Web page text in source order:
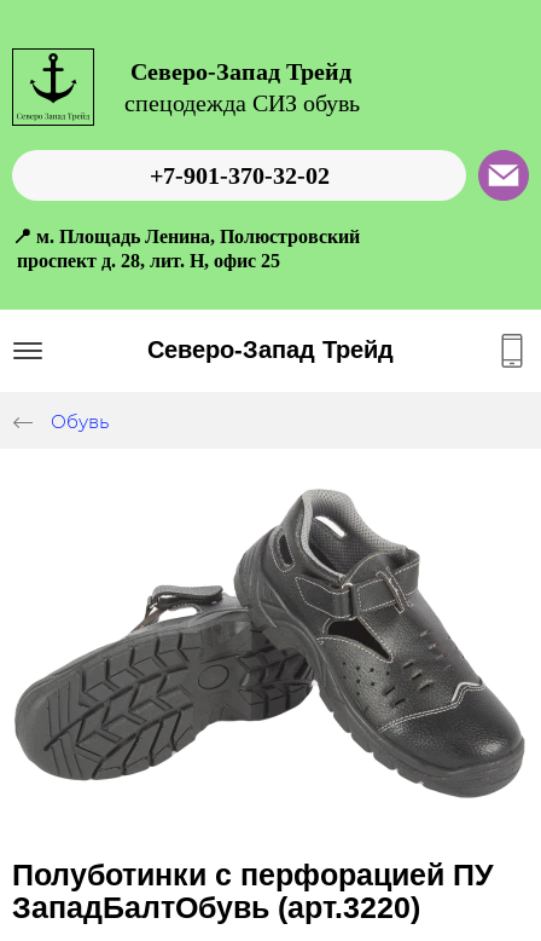
Северо-Запад Трейд
спецодежда СИЗ обувь
+7-901-370-32-02
📍 м. Площадь Ленина, Полюстровский
проспект д. 28, лит. Н, офис 25
Северо-Запад Трейд
Обувь
Полуботинки с перфорацией ПУ
ЗападБалтОбувь (арт.3220)